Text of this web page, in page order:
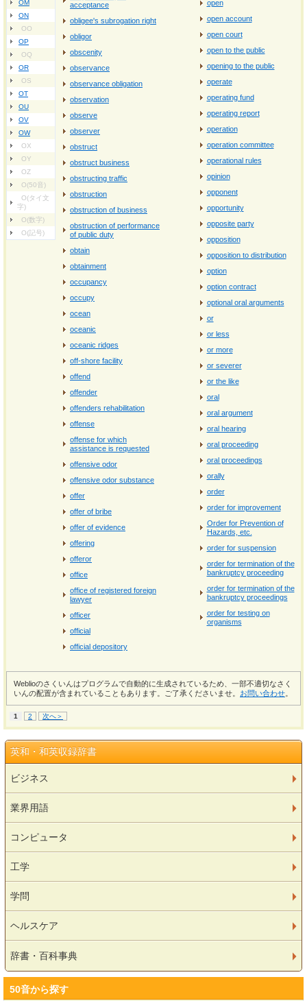
OM
ON
OO
OP
OQ
OR
OS
OT
OU
OV
OW
OX
OY
OZ
O(50音)
O(タイ文
字)
O(数字)
O(記号)
acceptance
obligee's subrogation right
obligor
obscenity
observance
observance obligation
observation
observe
observer
obstruct
obstruct business
obstructing traffic
obstruction
obstruction of business
obstruction of performance
of public duty
obtain
obtainment
occupancy
occupy
ocean
oceanic
oceanic ridges
off-shore facility
offend
offender
offenders rehabilitation
offense
offense for which
assistance is requested
offensive odor
offensive odor substance
offer
offer of bribe
offer of evidence
offering
offeror
office
office of registered foreign
lawyer
officer
official
official depository
open
open account
open court
open to the public
opening to the public
operate
operating fund
operating report
operation
operation committee
operational rules
opinion
opponent
opportunity
opposite party
opposition
opposition to distribution
option
option contract
optional oral arguments
or
or less
or more
or severer
or the like
oral
oral argument
oral hearing
oral proceeding
oral proceedings
orally
order
order for improvement
Order for Prevention of
Hazards, etc.
order for suspension
order for termination of the
bankruptcy proceeding
order for termination of the
bankruptcy proceedings
order for testing on
organisms
Weblioのさくいんはプログラムで自動的に生成されているため、一部不適切なさく
いんの配置が含まれていることもあります。ご了承くださいませ。 お問い合わせ
1 2 次へ＞
英和・和英収録辞書
ビジネス
業界用語
コンピュータ
工学
学問
ヘルスケア
辞書・百科事典
50音から探す